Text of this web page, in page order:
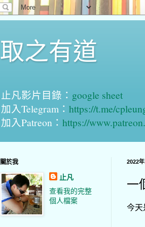
取之有道
止凡影片目錄： google sheet
加入Telegram： https://t.me/
加入Patreon： https://
2022
一
今天
關於我
止凡
查看我的完整
個人檔案